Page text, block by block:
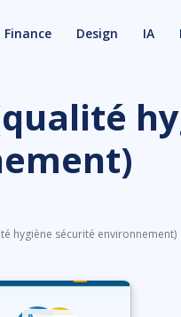
Finance Design IA
hygiène sécurité environnement)